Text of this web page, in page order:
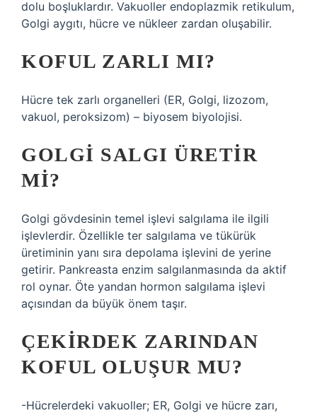
dolu boşluklardır. Vakuoller endoplazmik retikulum,
Golgi aygıtı, hücre ve nükleer zardan oluşabilir.
KOFUL ZARLI MI?
Hücre tek zarlı organelleri (ER, Golgi, lizozom,
vakuol, peroksizom) – biyosem biyolojisi.
GOLGI SALGI ÜRETIR
MI?
Golgi gövdesinin temel işlevi salgılama ile ilgili
işlevlerdir. Özellikle ter salgılama ve tükürük
üretiminin yanı sıra depolama işlevini de yerine
getirir. Pankreasta enzim salgılanmasında da aktif
rol oynar. Öte yandan hormon salgılama işlevi
açısından da büyük önem taşır.
ÇEKIRDEK ZARINDAN
KOFUL OLUŞUR MU?
-Hücrelerdeki vakuoller; ER, Golgi ve hücre zarı,